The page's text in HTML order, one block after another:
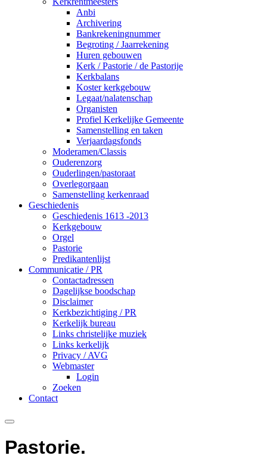
Anbi
Archivering
Bankrekeningnummer
Begroting / Jaarrekening
Huren gebouwen
Kerk / Pastorie / de Pastorije
Kerkbalans
Koster kerkgebouw
Legaat/nalatenschap
Organisten
Profiel Kerkelijke Gemeente
Samenstelling en taken
Verjaardagsfonds
Moderamen/Classis
Ouderenzorg
Ouderlingen/pastoraat
Overlegorgaan
Samenstelling kerkenraad
Geschiedenis
Geschiedenis 1613 -2013
Kerkgebouw
Orgel
Pastorie
Predikantenlijst
Communicatie / PR
Contactadressen
Dagelijkse boodschap
Disclaimer
Kerkbezichtiging / PR
Kerkelijk bureau
Links christelijke muziek
Links kerkelijk
Privacy / AVG
Webmaster
Login
Zoeken
Contact
Pastorie.